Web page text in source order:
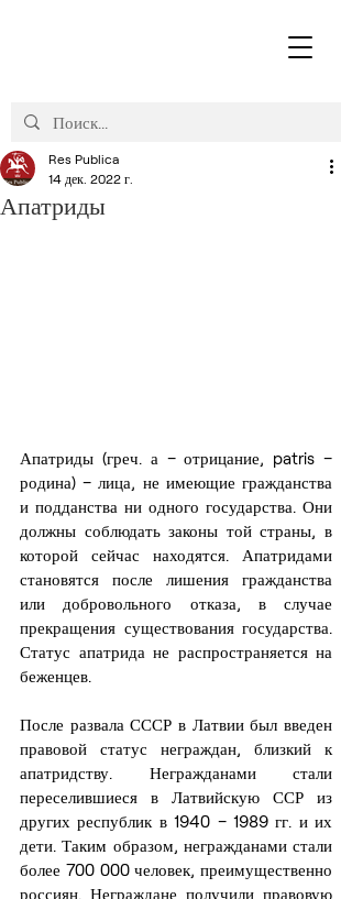
Апатриды
Res Publica
14 дек. 2022 г.
Апатриды (греч. а – отрицание, patris –
родина) – лица, не имеющие гражданства
и подданства ни одного государства. Они
должны соблюдать законы той страны, в
которой сейчас находятся. Апатридами
становятся после лишения гражданства
или добровольного отказа, в случае
прекращения существования государства.
Статус апатрида не распространяется на
беженцев.
После развала СССР в Латвии был введен
правовой статус неграждан, близкий к
апатридству. Негражданами стали
переселившиеся в Латвийскую ССР из
других республик в 1940 – 1989 гг. и их
дети. Таким образом, негражданами стали
более 700 000 человек, преимущественно
россиян. Неграждане получили правовую